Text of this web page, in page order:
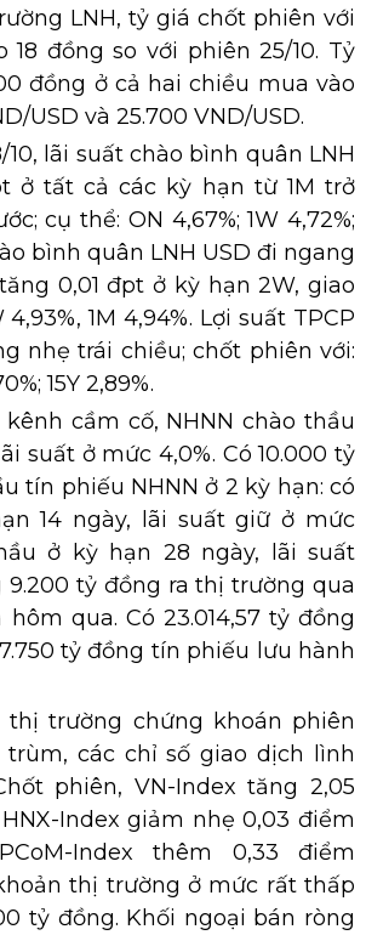
LNH, tỷ giá chốt phiên với
18 đồng so với phiên 25/10. Tỷ
đồng ở cả hai chiều mua vào
USD và 25.700 VND/USD.
10, lãi suất chào bình quân LNH
ở tất cả các kỳ hạn từ 1M trở
cụ thể: ON 4,67%; 1W 4,72%;
bình quân LNH USD đi ngang
0,01 đpt ở kỳ hạn 2W, giao
1M 4,94%. Lợi suất TPCP
nhẹ trái chiều; chốt phiên với:
15Y 2,89%.
kênh cầm cố, NHNN chào thầu
suất ở mức 4,0%. Có 10.000 tỷ
tín phiếu NHNN ở 2 kỳ hạn: có
14 ngày, lãi suất giữ ở mức
ở kỳ hạn 28 ngày, lãi suất
9.200 tỷ đồng ra thị trường qua
qua. Có 23.014,57 tỷ đồng
tỷ đồng tín phiếu lưu hành
thị trường chứng khoán phiên
các chỉ số giao dịch lình
phiên, VN-Index tăng 2,05
HNX-Index giảm nhẹ 0,03 điểm
Index thêm 0,33 điểm
thị trường ở mức rất thấp
tỷ đồng. Khối ngoại bán ròng